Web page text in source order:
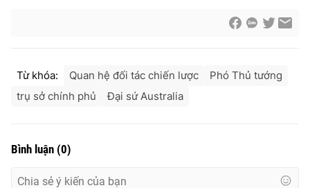
Từ khóa: Quan hệ đối tác chiến lược
Phó Thủ tướng
trụ sở chính phủ
Đại sứ Australia
Bình luận (0)